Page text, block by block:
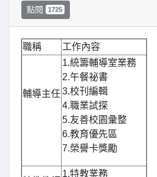
點閱 1725
職稱 工作內容
輔導主任
1.統籌輔導室業務
2.午餐祕書
3.校刊編輯
4.職業試探
5.友善校園彙整
6.教育優先區
7.榮譽卡獎勵
1.特教業務